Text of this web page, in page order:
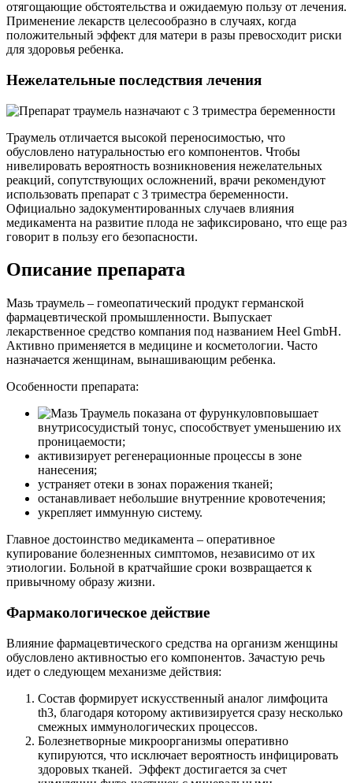
отягощающие обстоятельства и ожидаемую пользу от лечения.
Применение лекарств целесообразно в случаях, когда
положительный эффект для матери в разы превосходит риски
для здоровья ребенка.
Нежелательные последствия лечения
Траумель отличается высокой переносимостью, что
обусловлено натуральностью его компонентов. Чтобы
нивелировать вероятность возникновения нежелательных
реакций, сопутствующих осложнений, врачи рекомендуют
использовать препарат с 3 триместра беременности.
Официально задокументированных случаев влияния
медикамента на развитие плода не зафиксировано, что еще раз
говорит в пользу его безопасности.
Описание препарата
Мазь траумель – гомеопатический продукт германской
фармацевтической промышленности. Выпускает
лекарственное средство компания под названием Heel GmbH.
Активно применяется в медицине и косметологии. Часто
назначается женщинам, вынашивающим ребенка.
Особенности препарата:
повышает
внутрисосудистый тонус, способствует уменьшению их
проницаемости;
активизирует регенерационные процессы в зоне
нанесения;
устраняет отеки в зонах поражения тканей;
останавливает небольшие внутренние кровотечения;
укрепляет иммунную систему.
Главное достоинство медикамента – оперативное
купирование болезненных симптомов, независимо от их
этиологии. Больной в кратчайшие сроки возвращается к
привычному образу жизни.
Фармакологическое действие
Влияние фармацевтического средства на организм женщины
обусловлено активностью его компонентов. Зачастую речь
идет о следующем механизме действия:
Состав формирует искусственный аналог лимфоцита
th3, благодаря которому активизируется сразу несколько
смежных иммунологических процессов.
Болезнетворные микроорганизмы оперативно
купируются, что исключает вероятность инфицировать
здоровых тканей. Эффект достигается за счет